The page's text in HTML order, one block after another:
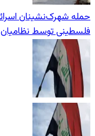
فلسطینی توسط نظامیان